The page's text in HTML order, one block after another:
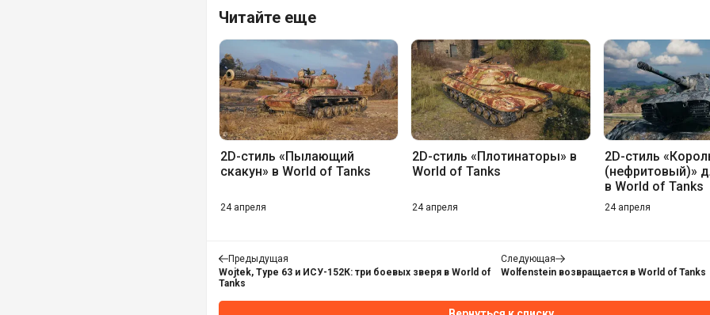
Читайте еще
2D-стиль «Пылающий
скакун» в World of Tanks
24 апреля
2D-стиль «Плотинаторы» в
World of Tanks
24 апреля
2D-стиль
(нефритовый)»
в World of Tanks
24 апреля
Предыдущая
Wojtek, Type 63 и ИСУ-152К: три боевых зверя в World of
Tanks
Следующая
Wolfenstein возвращается в World of Tanks